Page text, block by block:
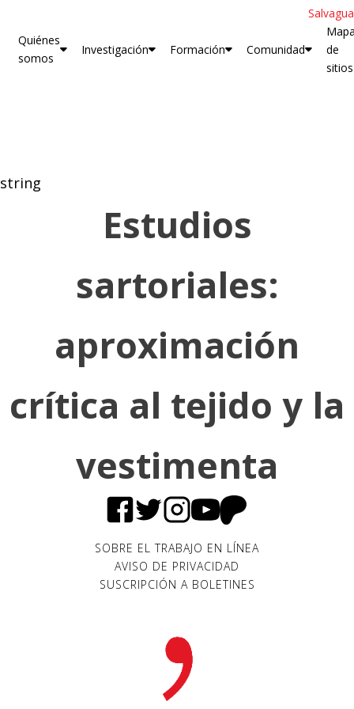
Quiénes
somos
Investigación Formación Comunidad
de
sitios
string
Estudios
sartoriales:
aproximación
crítica al tejido y la
vestimenta
SOBRE EL TRABAJO EN LÍNEA
AVISO DE PRIVACIDAD
SUSCRIPCIÓN A BOLETINES